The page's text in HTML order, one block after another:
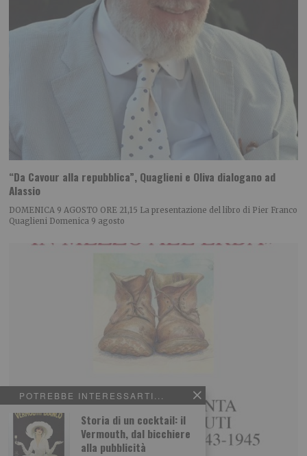
POTREBBE INTERESSARTI...
Storia di un cocktail: il
Vermouth, dal bicchiere
alla pubblicità
“Da Cavour alla repubblica”, Quaglieni e Oliva dialogano ad
Alassio
DOMENICA 9 AGOSTO ORE 21,15 La presentazione del libro di Pier Franco
Quaglieni Domenica 9 agosto